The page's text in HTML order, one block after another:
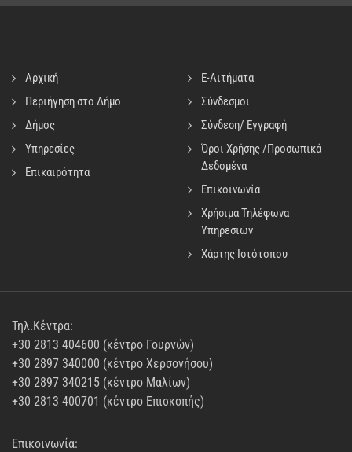
Αρχική
Περιήγηση στο Δήμο
Δήμος
Υπηρεσίες
Επικαιρότητα
E-Αιτήματα
Σύνδεσμοι
Σύνδεση/ Εγγραφή
Όροι Χρήσης /Προσωπικά
Δεδομένα
Επικοινωνία
Χρήσιμα Τηλέφωνα
Υπηρεσιών
Χάρτης Ιστότοπου
Τηλ.Κέντρα:
+30 2813 404600 (κέντρο Γουρνών)
+30 2897 340000 (κέντρο Χερσονήσου)
+30 2897 340215 (κέντρο Μαλίων)
+30 2813 400701 (κέντρο Επισκοπής)
Επικοινωνία: